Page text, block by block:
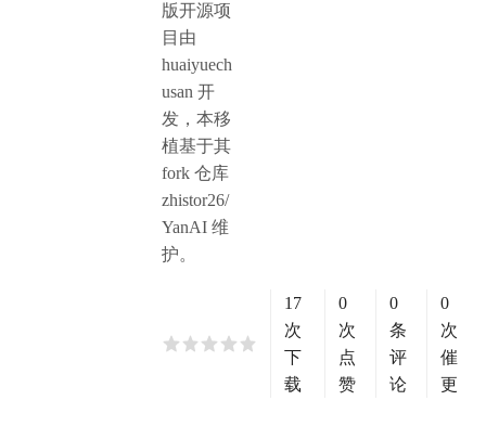
版开源项
目由
huaiyuech
usan 开
发，本移
植基于其
fork 仓库
zhistor26/
YanAI 维
护。
17
次
下
载
0
次
点
赞
0
条
评
论
0
次
催
更